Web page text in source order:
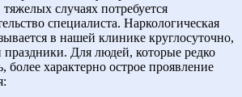
случаях потребуется
специалиста. Наркологическая
в нашей клинике круглосуточно,
Для людей, которые редко
более характерно острое проявление